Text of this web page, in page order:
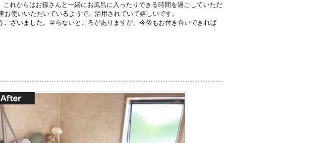
れからはお孫さんと一緒にお風呂に入ったりできる時間を過ごしていただ
使いいただいているようで、活用されていて嬉しいです。
ざいました。至らないところがありますが、今後もお付き合いできれば